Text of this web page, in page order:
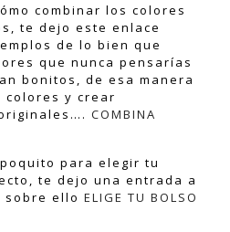
combinar los colores
te dejo este enlace
de lo bien que
que nunca pensarías
bonitos, de esa manera
colores y crear
COMBINA
para elegir tu
te dejo una entrada a
sobre ello ELIGE TU BOLSO